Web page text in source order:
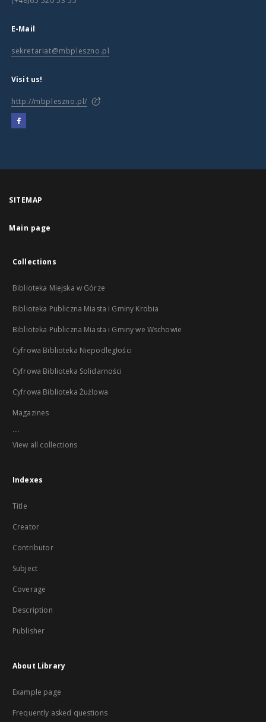
E-Mail
sekretariat@mbpleszno.pl
Visit us!
http://mbpleszno.pl/
SITEMAP
Main page
Collections
Biblioteka Miejska w Górze
Biblioteka Publiczna Miasta i Gminy Krobia
Biblioteka Publiczna Miasta i Gminy we Wschowie
Cyfrowa Biblioteka Niepodległości
Cyfrowa Biblioteka Solidarności
Cyfrowa Biblioteka Żużlowa
Magazines
...
View all collections
Indexes
Title
Creator
Contributor
Subject
Coverage
Description
Publisher
About Library
Example page
Frequently asked questions